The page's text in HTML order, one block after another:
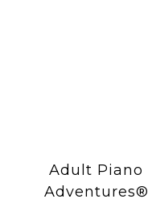
Adult Piano
Adventures®